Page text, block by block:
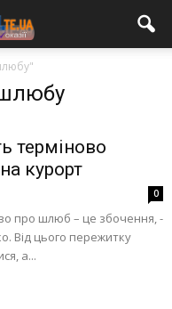
шлюбу
терміново
курорт
0
про шлюб – це збочення, -
Від цього пережитку
а...